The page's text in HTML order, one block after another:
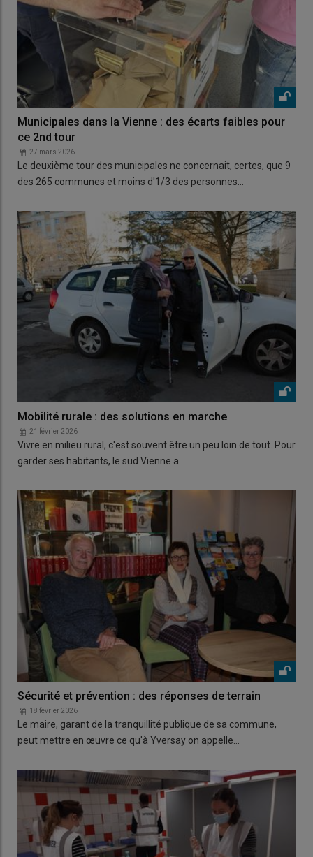
Municipales dans la Vienne : des écarts faibles pour
ce 2nd tour
27 mars 2026
Le deuxième tour des municipales ne concernait, certes, que 9
des 265 communes et moins d'1/3 des personnes…
Mobilité rurale : des solutions en marche
21 février 2026
Vivre en milieu rural, c'est souvent être un peu loin de tout. Pour
garder ses habitants, le sud Vienne a…
Sécurité et prévention : des réponses de terrain
18 février 2026
Le maire, garant de la tranquillité publique de sa commune,
peut mettre en œuvre ce qu'à Yversay on appelle…